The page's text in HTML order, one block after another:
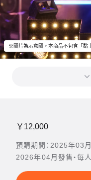
※圖片為示意圖。本商品不包含「黏
￥12,000
預購期間：2025年03
2026年04月發售・每